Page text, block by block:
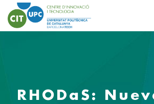
RHODaS: